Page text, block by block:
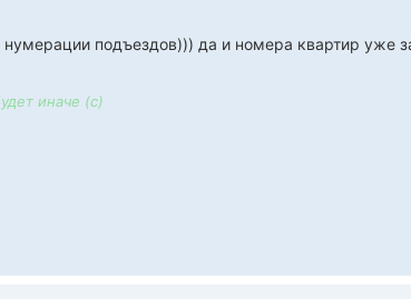
подъездов))) да и номера квартир уже
иначе (с)